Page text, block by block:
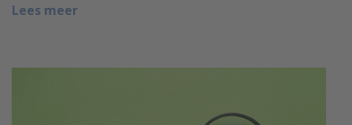
Lees meer